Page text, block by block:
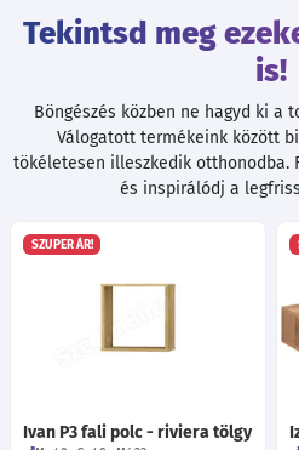
Tekintsd meg
is!
Böngészés közben ne hagyd ki a
Válogatott termékeink között
tökéletesen illeszkedik otthonodba.
és inspirálódj a
SZUPER ÁR!
Ivan P3 fali polc - riviera tölgy